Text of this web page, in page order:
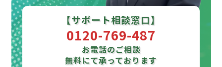
【サポート相談窓口】
0120-769-487
お電話のご相談
無料にて承っております